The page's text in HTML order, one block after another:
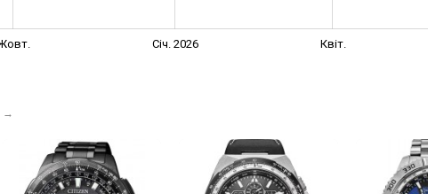
Січ. 2026 Квіт.
→